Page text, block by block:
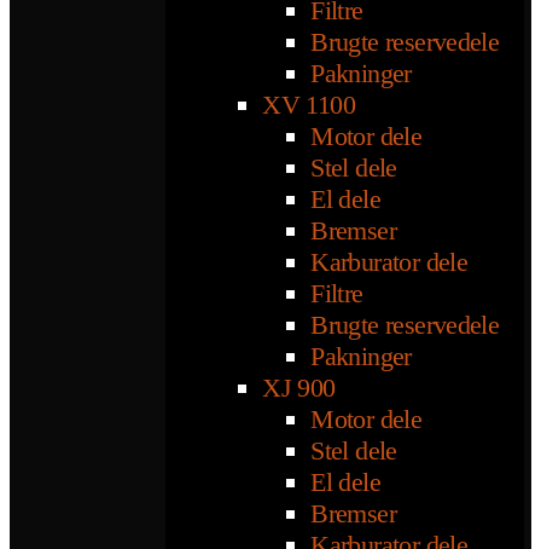
Filtre
Brugte reservedele
Pakninger
XV 1100
Motor dele
Stel dele
El dele
Bremser
Karburator dele
Filtre
Brugte reservedele
Pakninger
XJ 900
Motor dele
Stel dele
El dele
Bremser